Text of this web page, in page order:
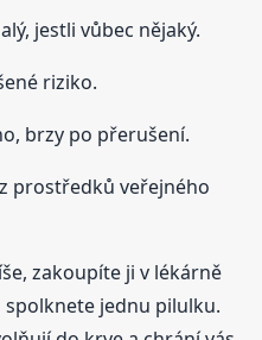
jestli vůbec nějaký.
riziko.
brzy po přerušení.
prostředků veřejného
zakoupíte ji v lékárně
jednu pilulku.